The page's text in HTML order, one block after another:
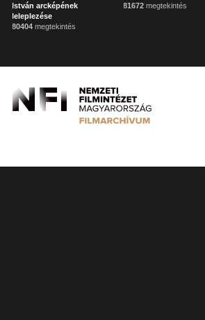
István arcképének
leleplezése
80404 megtekintés
81672 megtekintés